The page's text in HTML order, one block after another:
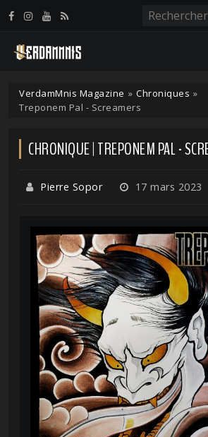
VerdamMnis Magazine » Chroniques »
Treponem Pal - Screamers
CHRONIQUE | TREPONEM PAL -
Pierre Sopor 17 mars 2023
Panneau de gestion des cookies